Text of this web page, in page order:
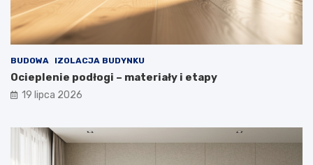
BUDOWA IZOLACJA BUDYNKU
Ocieplenie podłogi – materiały i etapy
19 lipca 2026